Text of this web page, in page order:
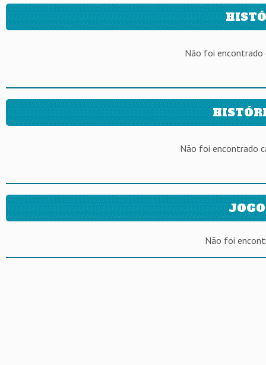
Não foi encontrado
Não foi encontrado
Não foi